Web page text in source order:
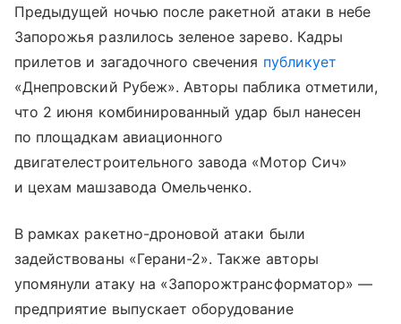
Предыдущей ночью после ракетной атаки в небе
Запорожья разлилось зеленое зарево. Кадры
прилетов и загадочного свечения публикует
«Днепровский Рубеж». Авторы паблика отметили,
что 2 июня комбинированный удар был нанесен
по площадкам авиационного
двигателестроительного завода «Мотор Сич»
и цехам машзавода Омельченко.
В рамках ракетно-дроновой атаки были
задействованы «Герани-2». Также авторы
упомянули атаку на «Запорожтрансформатор» —
предприятие выпускает оборудование